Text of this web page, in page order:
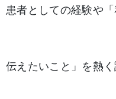
患者としての経験や
伝えたいこと」を熱く